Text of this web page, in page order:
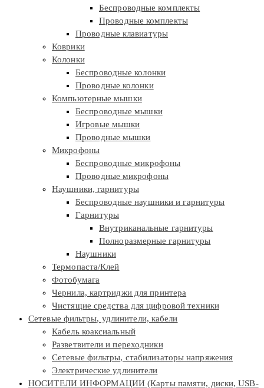
Беспроводные комплекты
Проводные комплекты
Проводные клавиатуры
Коврики
Колонки
Беспроводные колонки
Проводные колонки
Компьютерные мышки
Беспроводные мышки
Игровые мышки
Проводные мышки
Микрофоны
Беспроводные микрофоны
Проводные микрофоны
Наушники, гарнитуры
Беспроводные наушники и гарнитуры
Гарнитуры
Внутриканальные гарнитуры
Полноразмерные гарнитуры
Наушники
Термопаста/Клей
Фотобумага
Чернила, картриджи для принтера
Чистящие средства для цифровой техники
Сетевые фильтры, удлинители, кабели
Кабель коаксиальный
Разветвители и переходники
Сетевые фильтры, стабилизаторы напряжения
Электрические удлинители
НОСИТЕЛИ ИНФОРМАЦИИ (Карты памяти, диски, USB-